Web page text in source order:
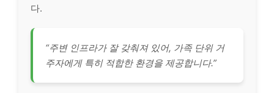
다.
“주변 인프라가 잘 갖춰져 있어, 가족 단위 거
주자에게 특히 적합한 환경을 제공합니다.”